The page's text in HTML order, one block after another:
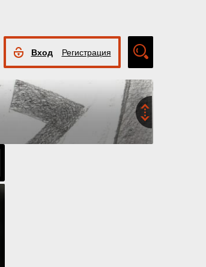
Вход Регистрация